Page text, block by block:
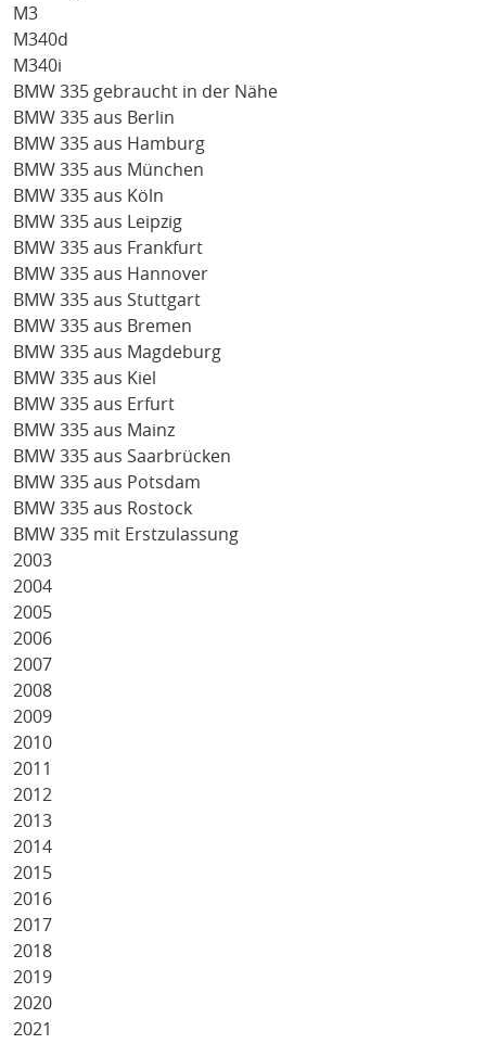
M3
M340d
M340i
BMW 335 gebraucht in der Nähe
BMW 335 aus Berlin
BMW 335 aus Hamburg
BMW 335 aus München
BMW 335 aus Köln
BMW 335 aus Leipzig
BMW 335 aus Frankfurt
BMW 335 aus Hannover
BMW 335 aus Stuttgart
BMW 335 aus Bremen
BMW 335 aus Magdeburg
BMW 335 aus Kiel
BMW 335 aus Erfurt
BMW 335 aus Mainz
BMW 335 aus Saarbrücken
BMW 335 aus Potsdam
BMW 335 aus Rostock
BMW 335 mit Erstzulassung
2003
2004
2005
2006
2007
2008
2009
2010
2011
2012
2013
2014
2015
2016
2017
2018
2019
2020
2021